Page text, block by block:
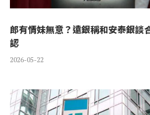
郎有情妹無意？遠銀稱和安泰銀
認
2026-05-22